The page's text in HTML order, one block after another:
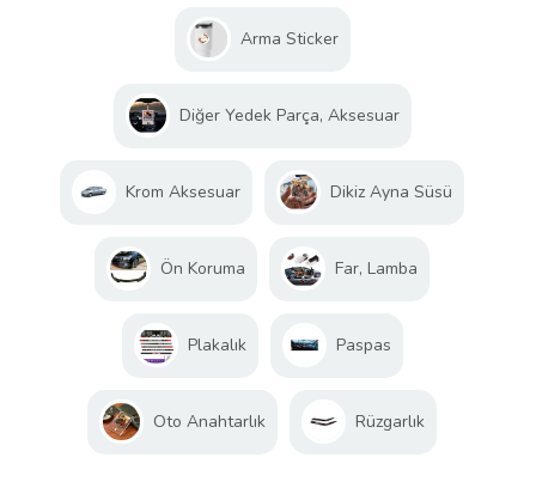
Arma Sticker
Diğer Yedek Parça, Aksesuar
Krom Aksesuar Dikiz Ayna Süsü
Ön Koruma Far, Lamba
Plakalık Paspas
Oto Anahtarlık Rüzgarlık